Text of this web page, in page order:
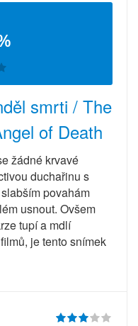
smrti / The
of Death
žádné krvavé
duchařinu s
povahám
usnout. Ovšem
tupí a mdlí
je tento snímek